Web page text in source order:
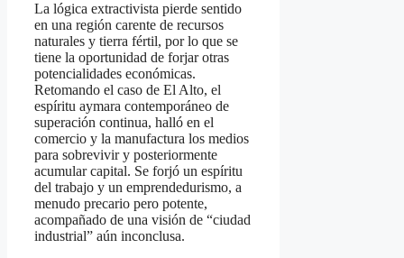
La lógica extractivista pierde sentido
en una región carente de recursos
naturales y tierra fértil, por lo que se
tiene la oportunidad de forjar otras
potencialidades económicas.
Retomando el caso de El Alto, el
espíritu aymara contemporáneo de
superación continua, halló en el
comercio y la manufactura los medios
para sobrevivir y posteriormente
acumular capital. Se forjó un espíritu
del trabajo y un emprendedurismo, a
menudo precario pero potente,
acompañado de una visión de “ciudad
industrial” aún inconclusa.